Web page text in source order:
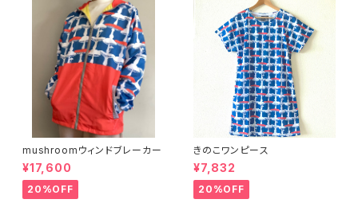
mushroomウィンドブレーカー
¥17,600
20%OFF
きのこワンピース
¥7,832
20%OFF